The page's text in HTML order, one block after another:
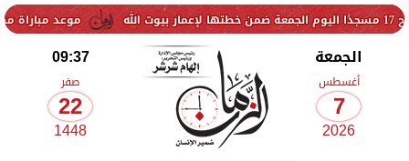
موعد مباراة مصر
الجمعة
أغسطس
7
2026
09:37
صفر
22
1448